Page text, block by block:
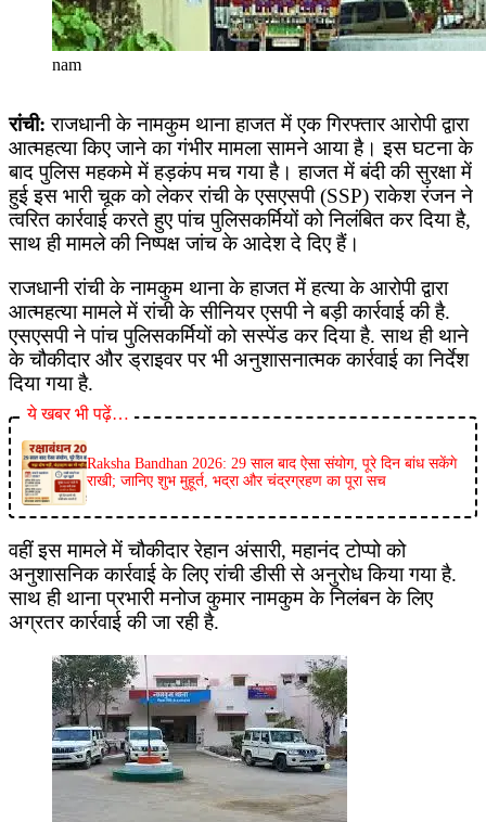
nam
रांची: राजधानी के नामकुम थाना हाजत में एक गिरफ्तार आरोपी द्वारा
आत्महत्या किए जाने का गंभीर मामला सामने आया है। इस घटना के
बाद पुलिस महकमे में हड़कंप मच गया है। हाजत में बंदी की सुरक्षा में
हुई इस भारी चूक को लेकर रांची के एसएसपी (SSP) राकेश रंजन ने
त्वरित कार्रवाई करते हुए पांच पुलिसकर्मियों को निलंबित कर दिया है,
साथ ही मामले की निष्पक्ष जांच के आदेश दे दिए हैं।
राजधानी रांची के नामकुम थाना के हाजत में हत्या के आरोपी द्वारा
आत्महत्या मामले में रांची के सीनियर एसपी ने बड़ी कार्रवाई की है.
एसएसपी ने पांच पुलिसकर्मियों को सस्पेंड कर दिया है. साथ ही थाने
के चौकीदार और ड्राइवर पर भी अनुशासनात्मक कार्रवाई का निर्देश
दिया गया है.
ये खबर भी पढ़ें…
Raksha Bandhan 2026: 29 साल बाद ऐसा संयोग, पूरे दिन बांध सकेंगे
राखी; जानिए शुभ मुहूर्त, भद्रा और चंद्रग्रहण का पूरा सच
वहीं इस मामले में चौकीदार रेहान अंसारी, महानंद टोप्पो को
अनुशासनिक कार्रवाई के लिए रांची डीसी से अनुरोध किया गया है.
साथ ही थाना प्रभारी मनोज कुमार नामकुम के निलंबन के लिए
अग्रतर कार्रवाई की जा रही है.